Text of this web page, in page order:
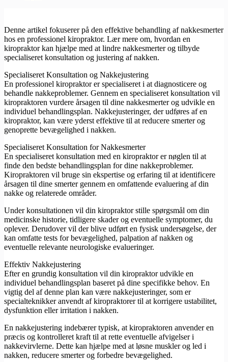
Denne artikel fokuserer på den effektive behandling af nakkesmerter
hos en professionel kiropraktor. Lær mere om, hvordan en
kiropraktor kan hjælpe med at lindre nakkesmerter og tilbyde
specialiseret konsultation og justering af nakken.
Specialiseret Konsultation og Nakkejustering
En professionel kiropraktor er specialiseret i at diagnosticere og
behandle nakkeproblemer. Gennem en specialiseret konsultation vil
kiropraktoren vurdere årsagen til dine nakkesmerter og udvikle en
individuel behandlingsplan. Nakkejusteringer, der udføres af en
kiropraktor, kan være yderst effektive til at reducere smerter og
genoprette bevægelighed i nakken.
Specialiseret Konsultation for Nakkesmerter
En specialiseret konsultation med en kiropraktor er nøglen til at
finde den bedste behandlingsplan for dine nakkeproblemer.
Kiropraktoren vil bruge sin ekspertise og erfaring til at identificere
årsagen til dine smerter gennem en omfattende evaluering af din
nakke og relaterede områder.
Under konsultationen vil din kiropraktor stille spørgsmål om din
medicinske historie, tidligere skader og eventuelle symptomer, du
oplever. Derudover vil der blive udført en fysisk undersøgelse, der
kan omfatte tests for bevægelighed, palpation af nakken og
eventuelle relevante neurologiske evalueringer.
Effektiv Nakkejustering
Efter en grundig konsultation vil din kiropraktor udvikle en
individuel behandlingsplan baseret på dine specifikke behov. En
vigtig del af denne plan kan være nakkejusteringer, som er
specialteknikker anvendt af kiropraktorer til at korrigere ustabilitet,
dysfunktion eller irritation i nakken.
En nakkejustering indebærer typisk, at kiropraktoren anvender en
præcis og kontrolleret kraft til at rette eventuelle afvigelser i
nakkevirvlerne. Dette kan hjælpe med at løsne muskler og led i
nakken, reducere smerter og forbedre bevægelighed.